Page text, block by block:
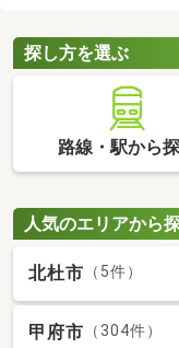
ょう。
探し方を選ぶ
路線・駅から
人気のエリアから
北杜市 （5件）
甲府市 （304件）